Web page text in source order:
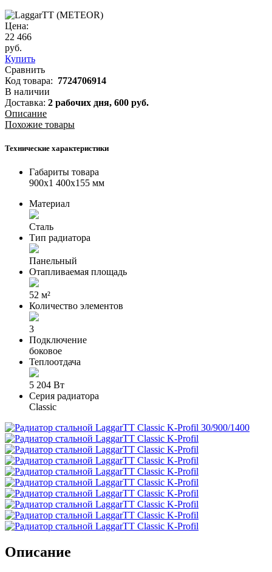
Цена:
22 466
руб.
Купить
Сравнить
Код товара: 7724706914
В наличии
Доставка: 2 рабочих дня, 600 руб.
Описание
Похожие товары
Технические характеристики
Габариты товара
900x1 400x155 мм
Материал
Сталь
Тип радиатора
Панельный
Отапливаемая площадь
52 м²
Количество элементов
3
Подключение
боковое
Теплоотдача
5 204 Вт
Серия радиатора
Classic
Описание